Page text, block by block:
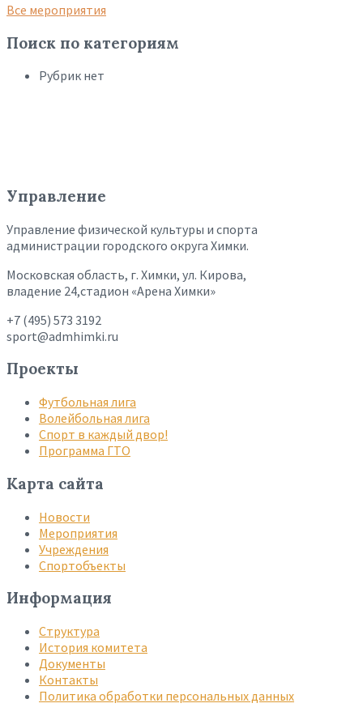
Все мероприятия
Поиск по категориям
Рубрик нет
Управление
Управление физической культуры и спорта
администрации городского округа Химки.
Московская область, г. Химки, ул. Кирова,
владение 24,стадион «Арена Химки»
+7 (495) 573 3192
sport@admhimki.ru
Проекты
Футбольная лига
Волейбольная лига
Спорт в каждый двор!
Программа ГТО
Карта сайта
Новости
Мероприятия
Учреждения
Спортобъекты
Информация
Структура
История комитета
Документы
Контакты
Политика обработки персональных данных